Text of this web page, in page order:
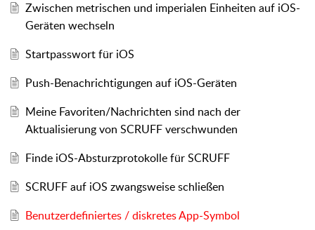
Zwischen metrischen und imperialen Einheiten auf iOS-
Geräten wechseln
Startpasswort für iOS
Push-Benachrichtigungen auf iOS-Geräten
Meine Favoriten/Nachrichten sind nach der
Aktualisierung von SCRUFF verschwunden
Finde iOS-Absturzprotokolle für SCRUFF
SCRUFF auf iOS zwangsweise schließen
Benutzerdefiniertes / diskretes App-Symbol